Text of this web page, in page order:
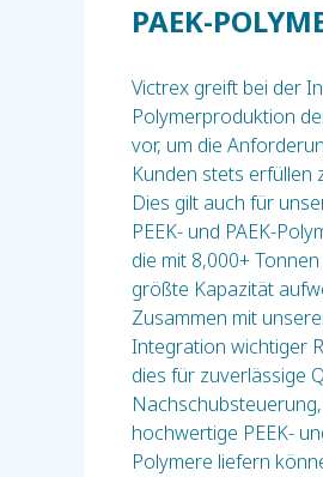
PAEK-
Victrex greift bei der
Polymerproduktion
vor, um die
Kunden stets erfüllen
Dies gilt auch für
PEEK- und PAEK-
die mit 8,000+
größte Kapazität
Zusammen mit
Integration wichtiger
dies für zuverlässige
hochwertige PEEK-
Polymere liefern